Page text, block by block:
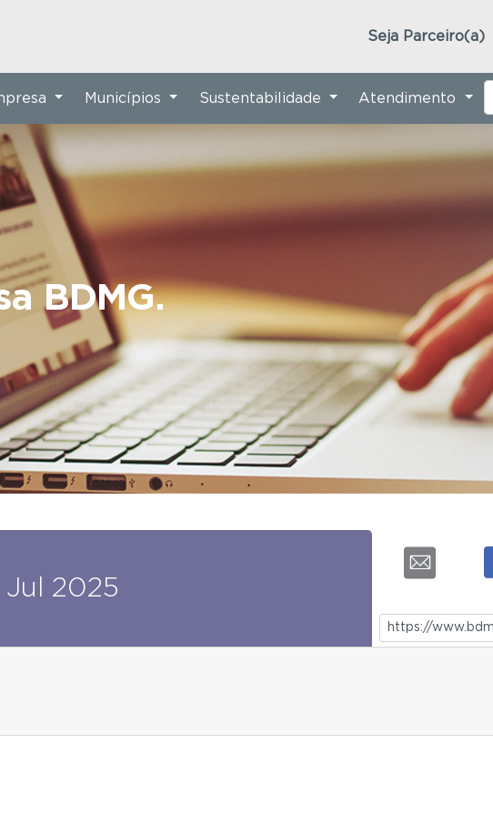
Seja Parceiro(a)
BDMG.
Municípios Sustentabilidade Atendimento
Jul 2025